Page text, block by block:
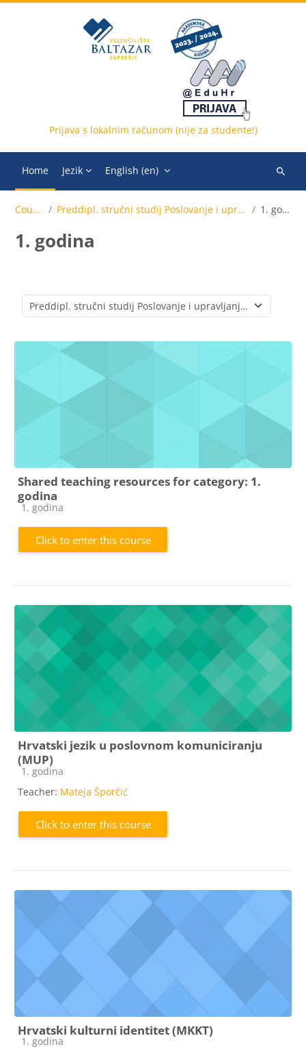
Prijava s lokalnim računom (nije za studente!)
Home Jezik English ‎(en)‎
Search
Courses Preddipl. stručni studij Poslovanje i upravljanje (online) 1. godina
1. godina
Course categories
Shared teaching resources for category: 1.
godina
Course category
1. godina
Click to enter this course
Hrvatski jezik u poslovnom komuniciranju
(MUP)
Course category
1. godina
Teacher: Mateja Šporčić
Click to enter this course
Hrvatski kulturni identitet (MKKT)
Course category
1. godina